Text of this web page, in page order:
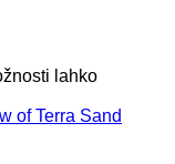
lahko